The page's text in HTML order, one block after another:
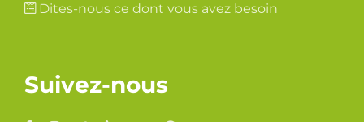
Dites-nous ce dont vous avez besoin
Suivez-nous